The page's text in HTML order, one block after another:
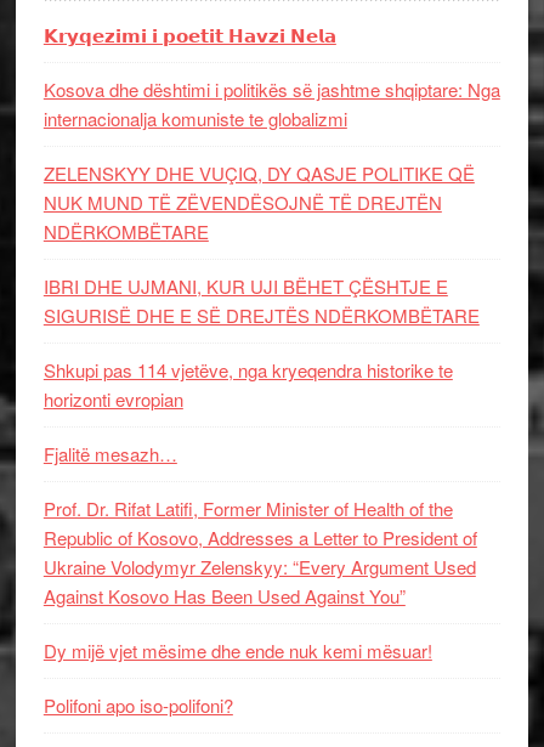
𝗞𝗿𝘆𝗾𝗲𝘇𝗶𝗺𝗶 𝗶 𝗽𝗼𝗲𝘁𝗶𝘁 𝗛𝗮𝘃𝘇𝗶 𝗡𝗲𝗹𝗮
Kosova dhe dështimi i politikës së jashtme shqiptare: Nga
internacionalja komuniste te globalizmi
ZELENSKYY DHE VUÇIQ, DY QASJE POLITIKE QË
NUK MUND TË ZËVENDËSOJNË TË DREJTËN
NDËRKOMBËTARE
IBRI DHE UJMANI, KUR UJI BËHET ÇËSHTJE E
SIGURISË DHE E SË DREJTËS NDËRKOMBËTARE
Shkupi pas 114 vjetëve, nga kryeqendra historike te
horizonti evropian
Fjalitë mesazh…
Prof. Dr. Rifat Latifi, Former Minister of Health of the
Republic of Kosovo, Addresses a Letter to President of
Ukraine Volodymyr Zelenskyy: “Every Argument Used
Against Kosovo Has Been Used Against You”
Dy mijë vjet mësime dhe ende nuk kemi mësuar!
Polifoni apo iso-polifoni?